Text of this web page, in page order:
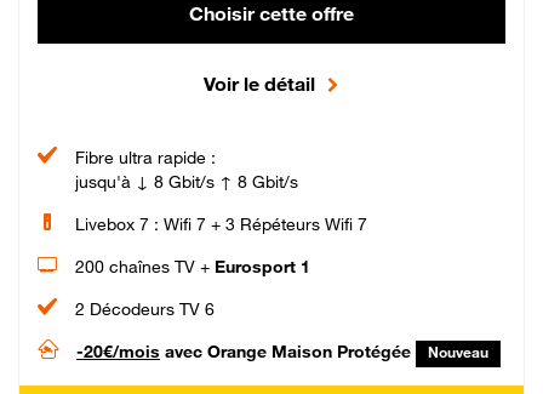
Choisir cette offre
Voir le détail
Fibre ultra rapide :
jusqu'à ↓ 8 Gbit/s ↑ 8 Gbit/s
Livebox 7 : Wifi 7 + 3 Répéteurs Wifi 7
200 chaînes TV + Eurosport 1
2 Décodeurs TV 6
-20€/mois avec Orange Maison Protégée Nouveau